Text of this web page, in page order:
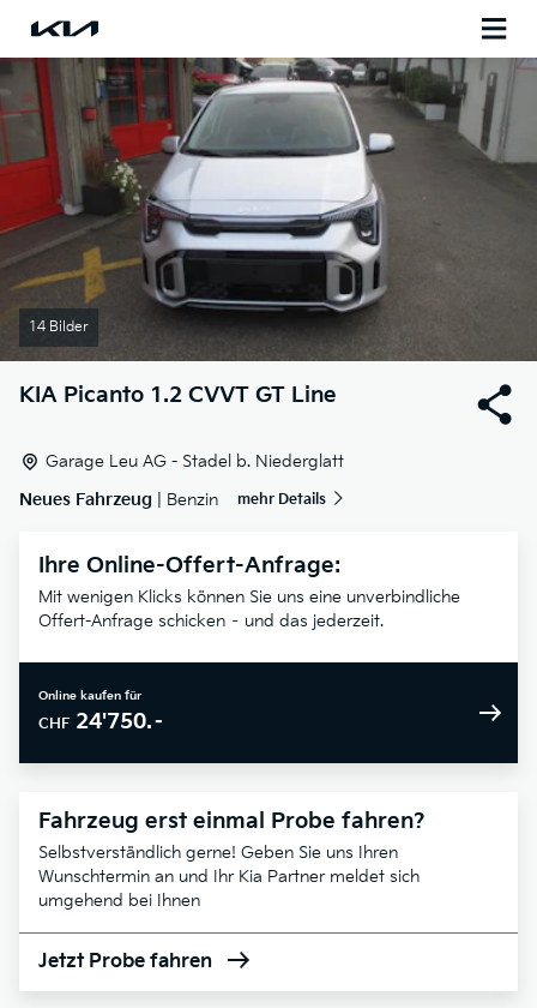
14 Bilder
KIA Picanto 1.2 CVVT GT Line
Garage Leu AG - Stadel b. Niederglatt
Neues Fahrzeug | Benzin mehr Details
Ihre Online-Offert-Anfrage:
Mit wenigen Klicks können Sie uns eine unverbindliche
Offert-Anfrage schicken – und das jederzeit.
Online kaufen für
CHF 24'750.–
Fahrzeug erst einmal Probe fahren?
Selbstverständlich gerne! Geben Sie uns Ihren
Wunschtermin an und Ihr Kia Partner meldet sich
umgehend bei Ihnen
Jetzt Probe fahren